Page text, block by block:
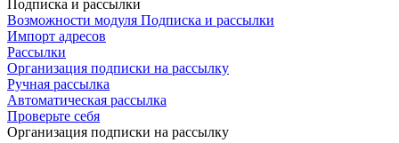
Подписка и рассылки
Возможности модуля Подписка и рассылки
Импорт адресов
Рассылки
Организация подписки на рассылку
Ручная рассылка
Автоматическая рассылка
Проверьте себя
Организация подписки на рассылку